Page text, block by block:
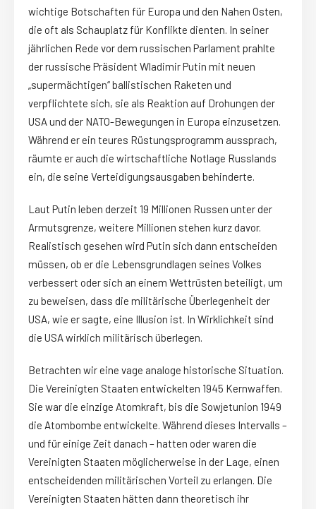
wichtige Botschaften für Europa und den Nahen Osten,
die oft als Schauplatz für Konflikte dienten. In seiner
jährlichen Rede vor dem russischen Parlament prahlte
der russische Präsident Wladimir Putin mit neuen
„supermächtigen“ ballistischen Raketen und
verpflichtete sich, sie als Reaktion auf Drohungen der
USA und der NATO-Bewegungen in Europa einzusetzen.
Während er ein teures Rüstungsprogramm aussprach,
räumte er auch die wirtschaftliche Notlage Russlands
ein, die seine Verteidigungsausgaben behinderte.
Laut Putin leben derzeit 19 Millionen Russen unter der
Armutsgrenze, weitere Millionen stehen kurz davor.
Realistisch gesehen wird Putin sich dann entscheiden
müssen, ob er die Lebensgrundlagen seines Volkes
verbessert oder sich an einem Wettrüsten beteiligt, um
zu beweisen, dass die militärische Überlegenheit der
USA, wie er sagte, eine Illusion ist. In Wirklichkeit sind
die USA wirklich militärisch überlegen.
Betrachten wir eine vage analoge historische Situation.
Die Vereinigten Staaten entwickelten 1945 Kernwaffen.
Sie war die einzige Atomkraft, bis die Sowjetunion 1949
die Atombombe entwickelte. Während dieses Intervalls –
und für einige Zeit danach – hatten oder waren die
Vereinigten Staaten möglicherweise in der Lage, einen
entscheidenden militärischen Vorteil zu erlangen. Die
Vereinigten Staaten hätten dann theoretisch ihr